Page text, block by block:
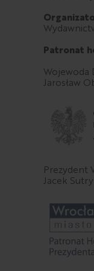
Patronat
Wojewoda
Jarosław
Prezydent
Jacek